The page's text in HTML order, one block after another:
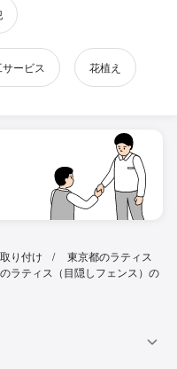
ービス 花植え
り付け
東京都のラティス
ラティス（目隠しフェンス）の